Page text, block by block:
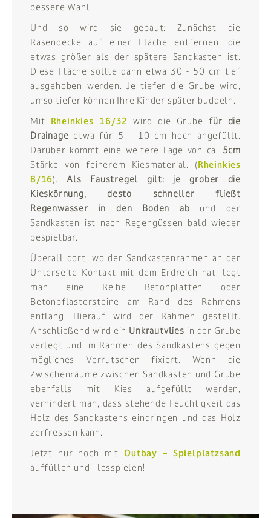
bessere Wahl.
Und so wird sie gebaut: Zunächst die
Rasendecke auf einer Fläche entfernen, die
etwas größer als der spätere Sandkasten ist.
Diese Fläche sollte dann etwa 30 - 50 cm tief
ausgehoben werden. Je tiefer die Grube wird,
umso tiefer können Ihre Kinder später buddeln.
Mit Rheinkies 16/32 wird die Grube für die
Drainage etwa für 5 – 10 cm hoch angefüllt.
Darüber kommt eine weitere Lage von ca. 5cm
Stärke von feinerem Kiesmaterial. (Rheinkies
8/16). Als Faustregel gilt: je grober die
Kieskörnung, desto schneller fließt
Regenwasser in den Boden ab und der
Sandkasten ist nach Regengüssen bald wieder
bespielbar.
Überall dort, wo der Sandkastenrahmen an der
Unterseite Kontakt mit dem Erdreich hat, legt
man eine Reihe Betonplatten oder
Betonpflastersteine am Rand des Rahmens
entlang. Hierauf wird der Rahmen gestellt.
Anschließend wird ein Unkrautvlies in der Grube
verlegt und im Rahmen des Sandkastens gegen
mögliches Verrutschen fixiert. Wenn die
Zwischenräume zwischen Sandkasten und Grube
ebenfalls mit Kies aufgefüllt werden,
verhindert man, dass stehende Feuchtigkeit das
Holz des Sandkastens eindringen und das Holz
zerfressen kann.
Jetzt nur noch mitOutbay – Spielplatzsand
auffüllen und - losspielen!